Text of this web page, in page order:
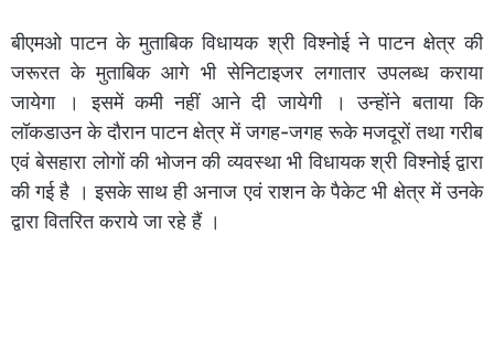
बीएमओ पाटन के मुताबिक विधायक श्री विश्नोई ने पाटन क्षेत्र की
जरूरत के मुताबिक आगे भी सेनिटाइजर लगातार उपलब्ध कराया
जायेगा । इसमें कमी नहीं आने दी जायेगी । उन्होंने बताया कि
लॉकडाउन के दौरान पाटन क्षेत्र में जगह-जगह रूके मजदूरों तथा गरीब
एवं बेसहारा लोगों की भोजन की व्यवस्था भी विधायक श्री विश्नोई द्वारा
की गई है । इसके साथ ही अनाज एवं राशन के पैकेट भी क्षेत्र में उनके
द्वारा वितरित कराये जा रहे हैं ।